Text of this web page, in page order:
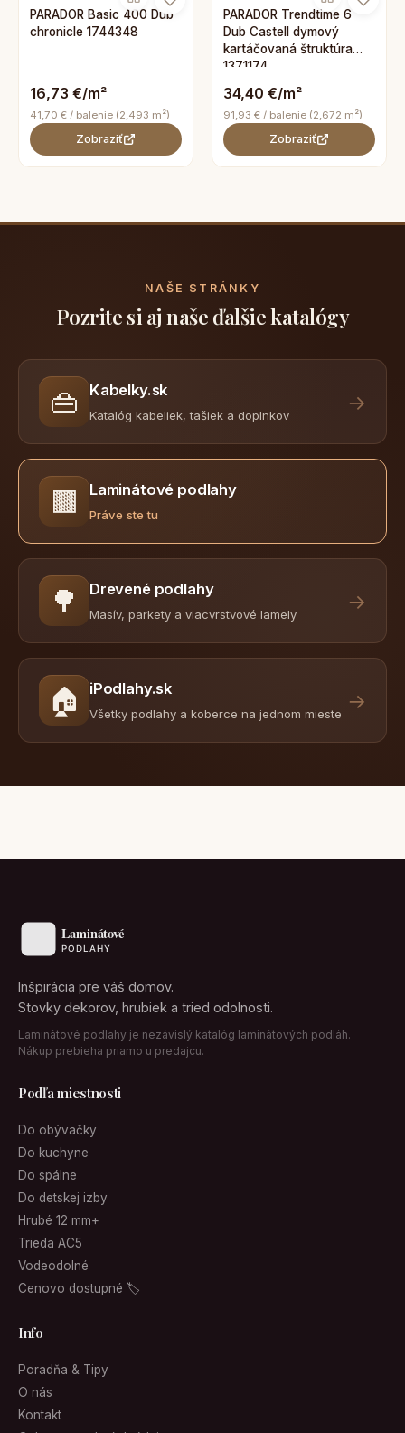
PARADOR Basic 400 Dub
chronicle 1744348
16,73 €/m²
41,70 € / balenie (2,493 m²)
Zobraziť
PARADOR Trendtime 6
Dub Castell dymový
kartáčovaná štruktúra
1371174
34,40 €/m²
91,93 € / balenie (2,672 m²)
Zobraziť
NAŠE STRÁNKY
Pozrite si aj naše ďalšie katalógy
👜 Kabelky.sk
Katalóg kabeliek, tašiek a doplnkov
→
🟫 Laminátové podlahy
Práve ste tu
🌳 Drevené podlahy
Masív, parkety a viacvrstvové lamely
→
🏠 iPodlahy.sk
Všetky podlahy a koberce na jednom mieste
→
Inšpirácia pre váš domov.
Stovky dekorov, hrubiek a tried odolnosti.
Laminátové podlahy je nezávislý katalóg laminátových podláh.
Nákup prebieha priamo u predajcu.
Podľa miestnosti
Do obývačky
Do kuchyne
Do spálne
Do detskej izby
Hrubé 12 mm+
Trieda AC5
Vodeodolné
Cenovo dostupné 🏷
Info
Poradňa & Tipy
O nás
Kontakt